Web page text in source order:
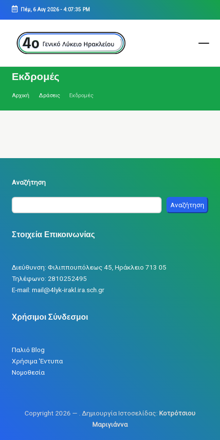
Μετάβαση
περιεχόμενο
Πέμ, 6 Αυγ 2026- 4:07:35 PM
ΓΕΝΙΚΟ
ΛΥΚΕΙΟ
ΗΡΑΚΛΕΙΟΥ
Εκδρομές
Αρχική Δράσεις Εκδρομές
Αναζήτηση
Αναζήτηση
Στοιχεία Επικοινωνίας
Διεύθυνση: Φιλιππουπόλεως 45, Ηράκλειο 713 05
Τηλέφωνο: 2810252495
Ε-mail: mail@4lyk-irakl.ira.sch.gr
Χρήσιμοι Σύνδεσμοι
Παλιό Blog
Χρήσιμα 'Εντυπα
Νομοθεσία
Copyright 2026 — . Δημιουργία Ιστοσελίδας: Κοτρότσιου
Μαριγιάννα